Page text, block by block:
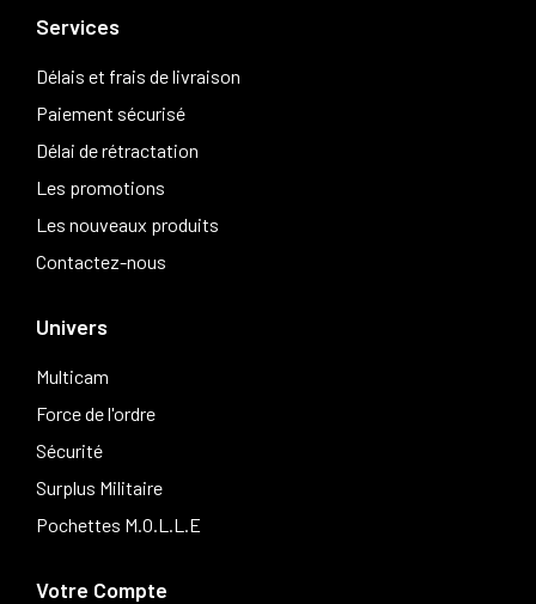
Services
Délais et frais de livraison
Paiement sécurisé
Délai de rétractation
Les promotions
Les nouveaux produits
Contactez-nous
Univers
Multicam
Force de l'ordre
Sécurité
Surplus Militaire
Pochettes M.O.L.L.E
Votre Compte